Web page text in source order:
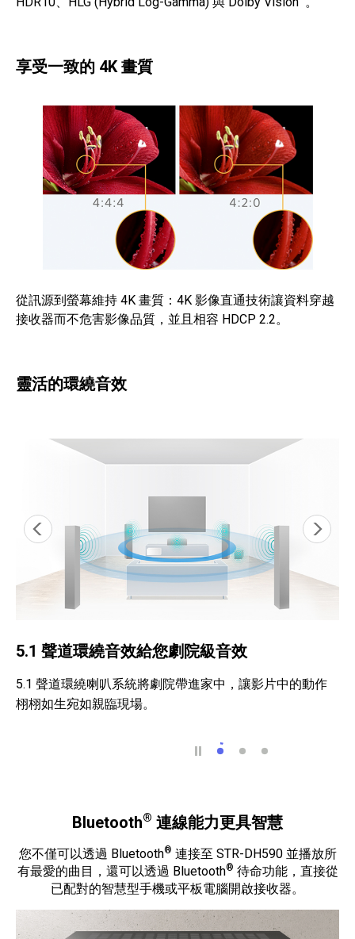
享受一致的 4K 畫質
從訊源到螢幕維持 4K 畫質：4K 影像直通技術讓資料穿越
接收器而不危害影像品質，並且相容 HDCP 2.2。
靈活的環繞音效
5.1 聲道環繞音效給您
S-Force PRO 前置
使用數位劇院
5.1 聲道環繞音效給您劇院級音效
5.1 聲道環繞喇叭系統將劇院帶進家中，讓影片中的動作
栩栩如生宛如親臨現場。
Bluetooth® 連線能力更具智慧
您不僅可以透過 Bluetooth® 連接至 STR-DH590 並播放所
有最愛的曲目，還可以透過 Bluetooth® 待命功能，直接從
已配對的智慧型手機或平板電腦開啟接收器。